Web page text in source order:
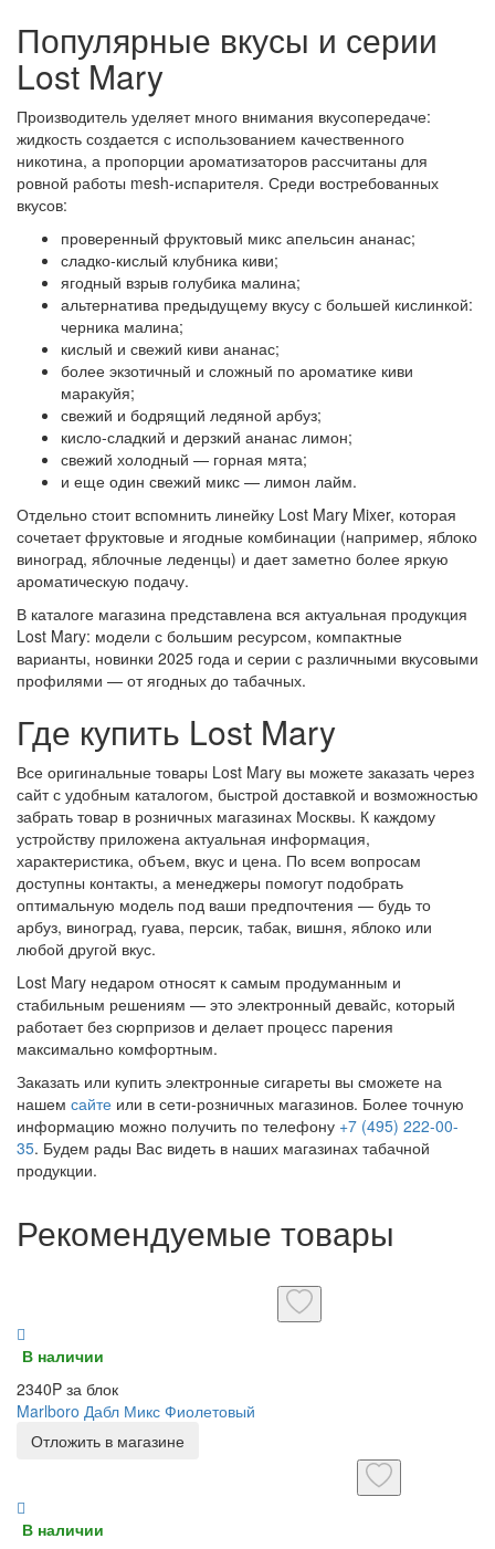
Популярные вкусы и серии
Lost Mary
Производитель уделяет много внимания вкусопередаче:
жидкость создается с использованием качественного
никотина, а пропорции ароматизаторов рассчитаны для
ровной работы mesh-испарителя. Среди востребованных
вкусов:
проверенный фруктовый микс апельсин ананас;
сладко-кислый клубника киви;
ягодный взрыв голубика малина;
альтернатива предыдущему вкусу с большей кислинкой:
черника малина;
кислый и свежий киви ананас;
более экзотичный и сложный по ароматике киви
маракуйя;
свежий и бодрящий ледяной арбуз;
кисло-сладкий и дерзкий ананас лимон;
свежий холодный — горная мята;
и еще один свежий микс — лимон лайм.
Отдельно стоит вспомнить линейку Lost Mary Mixer, которая
сочетает фруктовые и ягодные комбинации (например, яблоко
виноград, яблочные леденцы) и дает заметно более яркую
ароматическую подачу.
В каталоге магазина представлена вся актуальная продукция
Lost Mary: модели с большим ресурсом, компактные
варианты, новинки 2025 года и серии с различными вкусовыми
профилями — от ягодных до табачных.
Где купить Lost Mary
Все оригинальные товары Lost Mary вы можете заказать через
сайт с удобным каталогом, быстрой доставкой и возможностью
забрать товар в розничных магазинах Москвы. К каждому
устройству приложена актуальная информация,
характеристика, объем, вкус и цена. По всем вопросам
доступны контакты, а менеджеры помогут подобрать
оптимальную модель под ваши предпочтения — будь то
арбуз, виноград, гуава, персик, табак, вишня, яблоко или
любой другой вкус.
Lost Mary недаром относят к самым продуманным и
стабильным решениям — это электронный девайс, который
работает без сюрпризов и делает процесс парения
максимально комфортным.
Заказать или купить электронные сигареты вы сможете на
нашем сайте или в сети-розничных магазинов. Более точную
информацию можно получить по телефону +7 (495) 222-00-
35. Будем рады Вас видеть в наших магазинах табачной
продукции.
Рекомендуемые товары
В наличии
2340P за блок
Marlboro Дабл Микс Фиолетовый
Отложить в магазине
В наличии